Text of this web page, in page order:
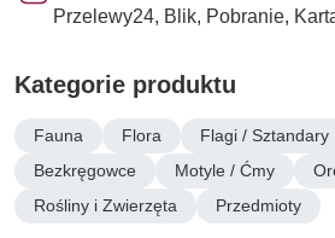
Przelewy24, Blik, Pobranie,
Kategorie produktu
Fauna Flora Flagi / Sztandary
Bezkręgowce
Motyle / Ćmy
Rośliny i Zwierzęta
Przedmioty